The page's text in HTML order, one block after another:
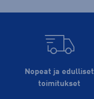
Nopeat ja edulliset
toimitukset